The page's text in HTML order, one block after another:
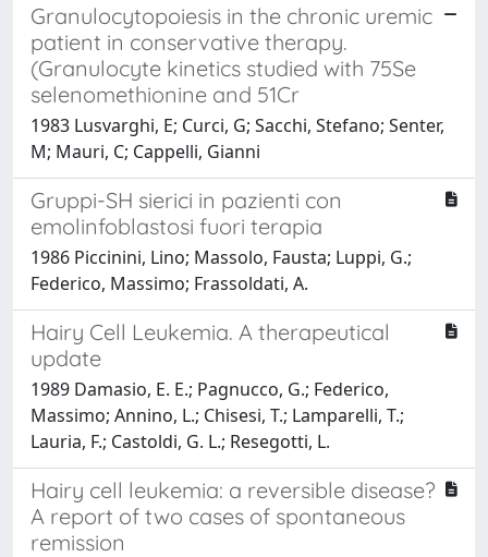
Granulocytopoiesis in the chronic uremic
patient in conservative therapy.
(Granulocyte kinetics studied with 75Se
selenomethionine and 51Cr
1983 Lusvarghi, E; Curci, G; Sacchi, Stefano; Senter,
M; Mauri, C; Cappelli, Gianni
Gruppi-SH sierici in pazienti con
emolinfoblastosi fuori terapia
1986 Piccinini, Lino; Massolo, Fausta; Luppi, G.;
Federico, Massimo; Frassoldati, A.
Hairy Cell Leukemia. A therapeutical
update
1989 Damasio, E. E.; Pagnucco, G.; Federico,
Massimo; Annino, L.; Chisesi, T.; Lamparelli, T.;
Lauria, F.; Castoldi, G. L.; Resegotti, L.
Hairy cell leukemia: a reversible disease?
A report of two cases of spontaneous
remission